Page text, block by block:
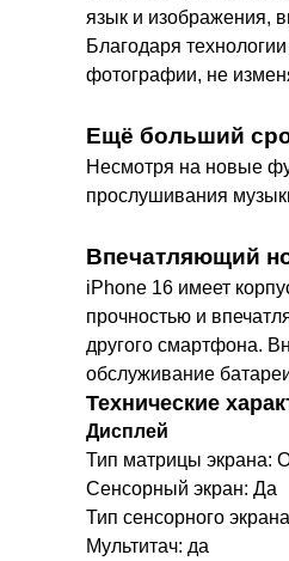
язык и изображения,
Благодаря
фотографии, не
Ещё больший
Несмотря на новые
прослушивания
Впечатляющий
iPhone 16 имеет
прочностью и
другого смартфона.
обслуживание
Технические
Дисплей
Тип матрицы экрана:
Сенсорный экран: Да
Тип сенсорного
Мультитач: да